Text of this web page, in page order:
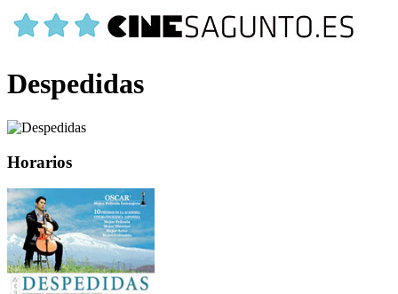
Despedidas
Horarios